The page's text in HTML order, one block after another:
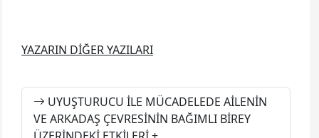
YAZARIN DİĞER YAZILARI
UYUŞTURUCU İLE MÜCADELEDE AİLENİN
VE ARKADAŞ ÇEVRESİNİN BAĞIMLI BİREY